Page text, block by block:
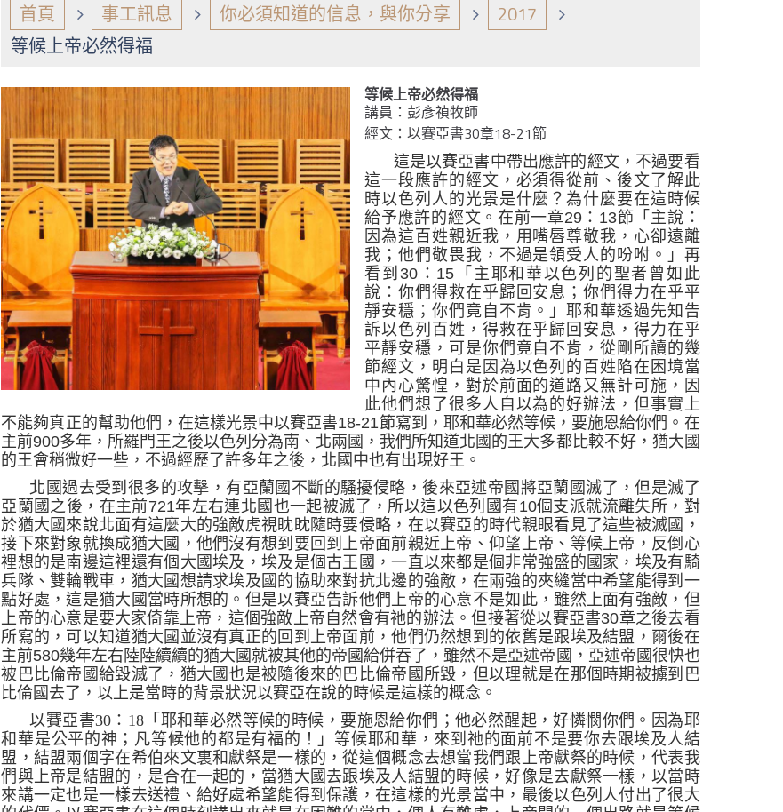
首頁 事工訊息 你必須知道的信息，與你分享
2017
等候上帝必然得福
等候上帝必然得福
講員：彭彥禎牧師
經文：以賽亞書30章18-21節
這是以賽亞書中帶出應許的經文，不過要看
這一段應許的經文，必須得從前、後文了解此
時以色列人的光景是什麼？為什麼要在這時候
給予應許的經文。在前一章29： 13節「 主說：
因為這百姓親近我，用嘴唇尊敬我，心卻遠離
我；他們敬畏我，不過是領受人的吩咐。 」再
看到 30： 15 「主耶和華以色列的聖者曾如此
說：你們得救在乎歸回安息；你們得力在乎平
靜安穩；你們竟自不肯。」耶和華透過先知告
訴以色列百姓，得救在乎歸回安息，得力在乎
平靜安穩，可是你們竟自不肯，從剛所讀的幾
節經文，明白是因為以色列的百姓陷在困境當
中內心驚惶，對於前面的道路又無計可施，因
此他們想了很多人自以為的好辦法，但事實上
不能夠真正的幫助他們，在這樣光景中以賽亞書18-21節寫到，耶和華必然等候，要施恩給你們。在
主前900多年，所羅門王之後以色列分為南、北兩國，我們所知道北國的王大多都比較不好，猶大國
的王會稍微好一些，不過經歷了許多年之後，北國中也有出現好王。
北國過去受到很多的攻擊，有亞蘭國不斷的騷擾侵略，後來亞述帝國將亞蘭國滅了，但是滅了
亞蘭國之後，在主前721年左右連北國也一起被滅了，所以這以色列國有10個支派就流離失所，對
於猶大國來說北面有這麼大的強敵虎視眈眈隨時要侵略，在以賽亞的時代親眼看見了這些被滅國，
接下來對象就換成猶大國，他們沒有想到要回到上帝面前親近上帝、仰望上帝、等候上帝，反倒心
裡想的是南邊這裡還有個大國埃及，埃及是個古王國，一直以來都是個非常強盛的國家，埃及有騎
兵隊、雙輪戰車，猶大國想請求埃及國的協助來對抗北邊的強敵，在兩強的夾縫當中希望能得到一
點好處，這是猶大國當時所想的。但是以賽亞告訴他們上帝的心意不是如此，雖然上面有強敵，但
上帝的心意是要大家倚靠上帝，這個強敵上帝自然會有祂的辦法。但接著從以賽亞書30章之後去看
所寫的，可以知道猶大國並沒有真正的回到上帝面前，他們仍然想到的依舊是跟埃及結盟，爾後在
主前580幾年左右陸陸續續的猶大國就被其他的帝國給併吞了，雖然不是亞述帝國，亞述帝國很快也
被巴比倫帝國給毀滅了，猶大國也是被隨後來的巴比倫帝國所毀，但以理就是在那個時期被擄到巴
比倫國去了，以上是當時的背景狀況以賽亞在說的時候是這樣的概念。
以賽亞書30 ： 18「耶和華必然等候的時候，要施恩給你們；他必然醒起，好憐憫你們。因為耶
和華是公平的神；凡等候他的都是有福的！」 等候耶和華，來到祂的面前不是要你去跟埃及人結
盟，結盟兩個字在希伯來文裏和獻祭是一樣的，從這個概念去想當我們跟上帝獻祭的時候，代表我
們與上帝是結盟的，是合在一起的，當猶大國去跟埃及人結盟的時候，好像是去獻祭一樣，以當時
來講一定也是一樣去送禮、給好處希望能得到保護，在這樣的光景當中，最後以色列人付出了很大